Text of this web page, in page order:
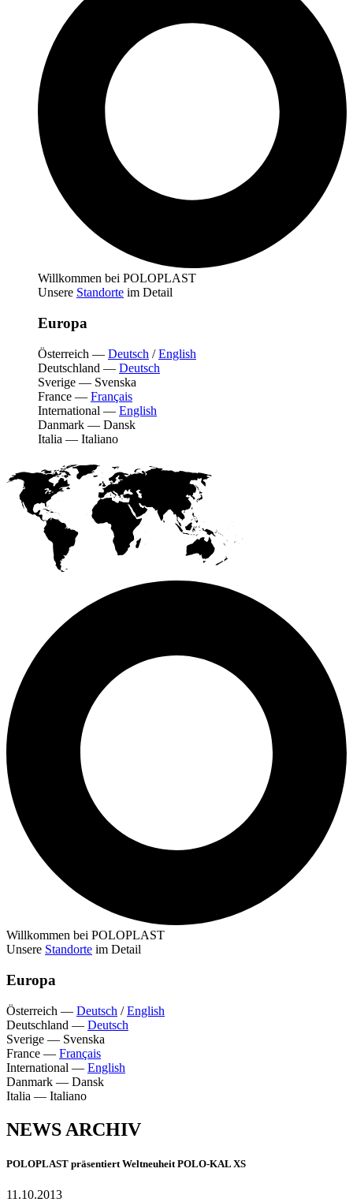
Willkommen bei POLOPLAST
Unsere Standorte im Detail
Europa
Österreich — Deutsch /English
Deutschland — Deutsch
Sverige — Svenska
France — Français
International — English
Danmark — Dansk
Italia — Italiano
Willkommen bei POLOPLAST
Unsere Standorte im Detail
Europa
Österreich — Deutsch /English
Deutschland — Deutsch
Sverige — Svenska
France — Français
International — English
Danmark — Dansk
Italia — Italiano
NEWS ARCHIV
POLOPLAST präsentiert Weltneuheit POLO-KAL XS
11.10.2013